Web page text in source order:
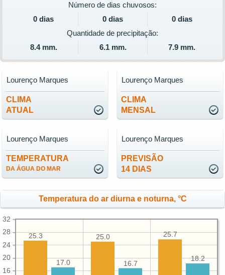
Número de dias chuvosos:
0 dias
0 dias
0 dias
Quantidade de precipitação:
8.4 mm.
6.1 mm. 7.9 mm.
CLIMA
ATUAL
Lourenço Marques
CLIMA
MENSAL
Lourenço Marques
TEMPERATURA
DA ÁGUA DO MAR
Lourenço Marques
PREVISÃO
14 DIAS
Lourenço Marques
Temperatura do ar diurna e noturna, °C
16
20
24
28
32
25.7
25.0
25.3
18.2
16.7
17.0